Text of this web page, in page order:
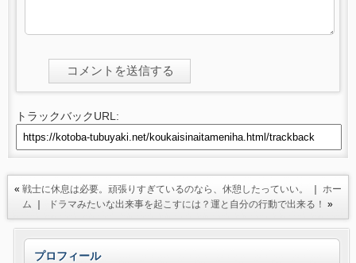
トラックバックURL:
« 戦士に休息は必要。頑張りすぎているのなら、休憩したっていい。 ｜ ホー
ム
｜ ドラマみたいな出来事を起こすには？運と自分の行動で出来る！ »
プロフィール